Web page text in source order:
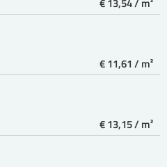
€ 13,54 / m²
€ 11,61 / m²
€ 13,15 / m²